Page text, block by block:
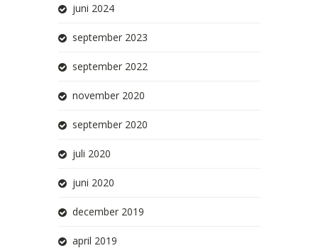
juni 2024
september 2023
september 2022
november 2020
september 2020
juli 2020
juni 2020
december 2019
april 2019